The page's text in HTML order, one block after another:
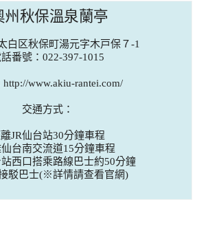
州秋保溫泉蘭亭
白区秋保町湯元字木戸保７-1
番號：022-397-1015
http://www.akiu-rantei.com/
交通方式：
JR仙台站30分鐘車程
台南交流道15分鐘車程
西口搭乘路線巴士約50分鐘
駁巴士(※詳情請查看官網)